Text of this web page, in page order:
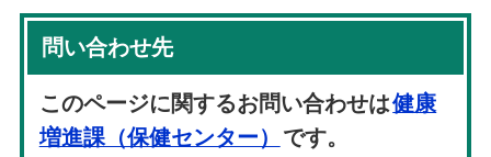
問い合わせ先
このページに関するお問い合わせは健康
増進課（保健センター）
です。